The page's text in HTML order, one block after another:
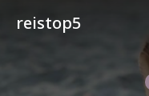
reistop5